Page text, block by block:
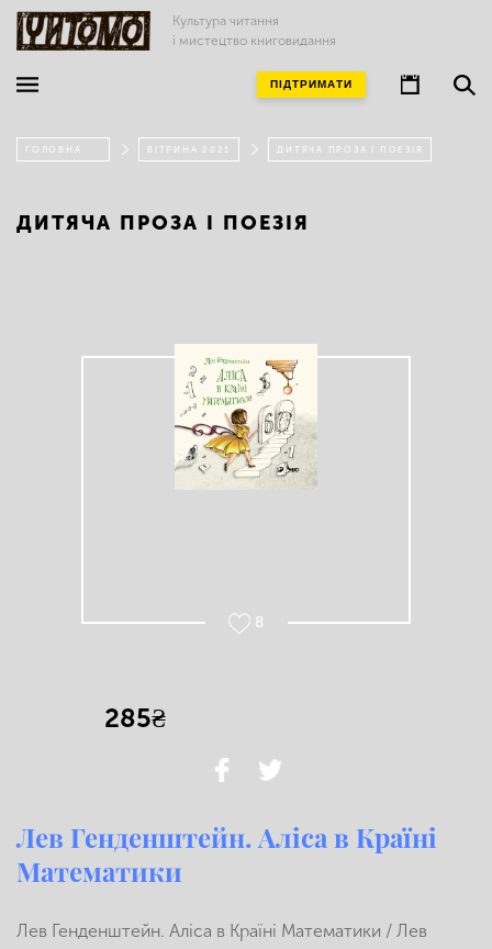
Культура читання
і мистецтво книговидання
ПІДТРИМАТИ
ГОЛОВНА ВІТРИНА 2021 ДИТЯЧА ПРОЗА І ПОЕЗІЯ
ДИТЯЧА ПРОЗА І ПОЕЗІЯ
8
285₴
Лев Генденштейн. Аліса в Країні
Математики
Лев Генденштейн. Аліса в Країні Математики / Лев